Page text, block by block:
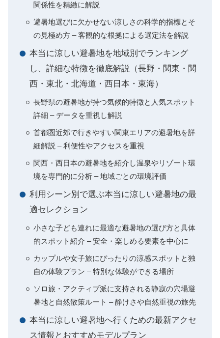
関係性を精緻に解説
避暑地選びに欠かせない涼しさの科学的指標とそ
の見極め方 – 客観的な根拠による選定法を解説
本当に涼しい避暑地を地域別でランキング
し、詳細な特徴を徹底解説（長野・関東・関
西・東北・北海道・西日本・東海）
長野県の避暑地が持つ気候的特徴と人気スポット
詳細 – データを重視し解説
首都圏近郊で行きやすい関東エリアの避暑地を詳
細解説 – 利便性やアクセスを重視
関西・西日本の避暑地を紹介し温泉やリゾート環
境を専門的に分析 – 地域ごとの環境評価
利用シーン別で選ぶ本当に涼しい避暑地の最
適セレクション
小さな子ども連れに最適な避暑地の選び方と具体
的スポット紹介 – 安全・楽しめる要素を中心に
カップルや女子旅にぴったりの涼感スポットと独
自の体験プラン – 特別な体験ができる場所
ソロ旅・アクティブ派に支持される静寂の穴場避
暑地と自然散策ルート – 静けさや自然重視の旅先
本当に涼しい避暑地へ行くための最新アクセ
ス情報とおすすめモデルプラン